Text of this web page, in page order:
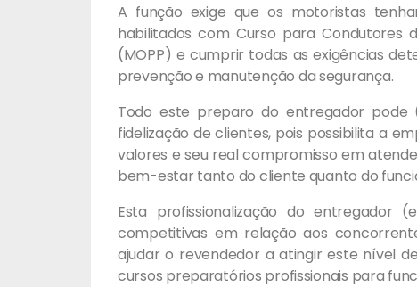
A função exige que os motoristas
habilitados com Curso para Condutores
(MOPP) e cumprir todas as exigências
prevenção e manutenção da segurança.
Todo este preparo do entregador
fidelização de clientes, pois possibilita a
valores e seu real compromisso em
bem-estar tanto do cliente quanto do
Esta profissionalização do
competitivas em relação aos
ajudar o revendedor a atingir este nível
cursos preparatórios profissionais para